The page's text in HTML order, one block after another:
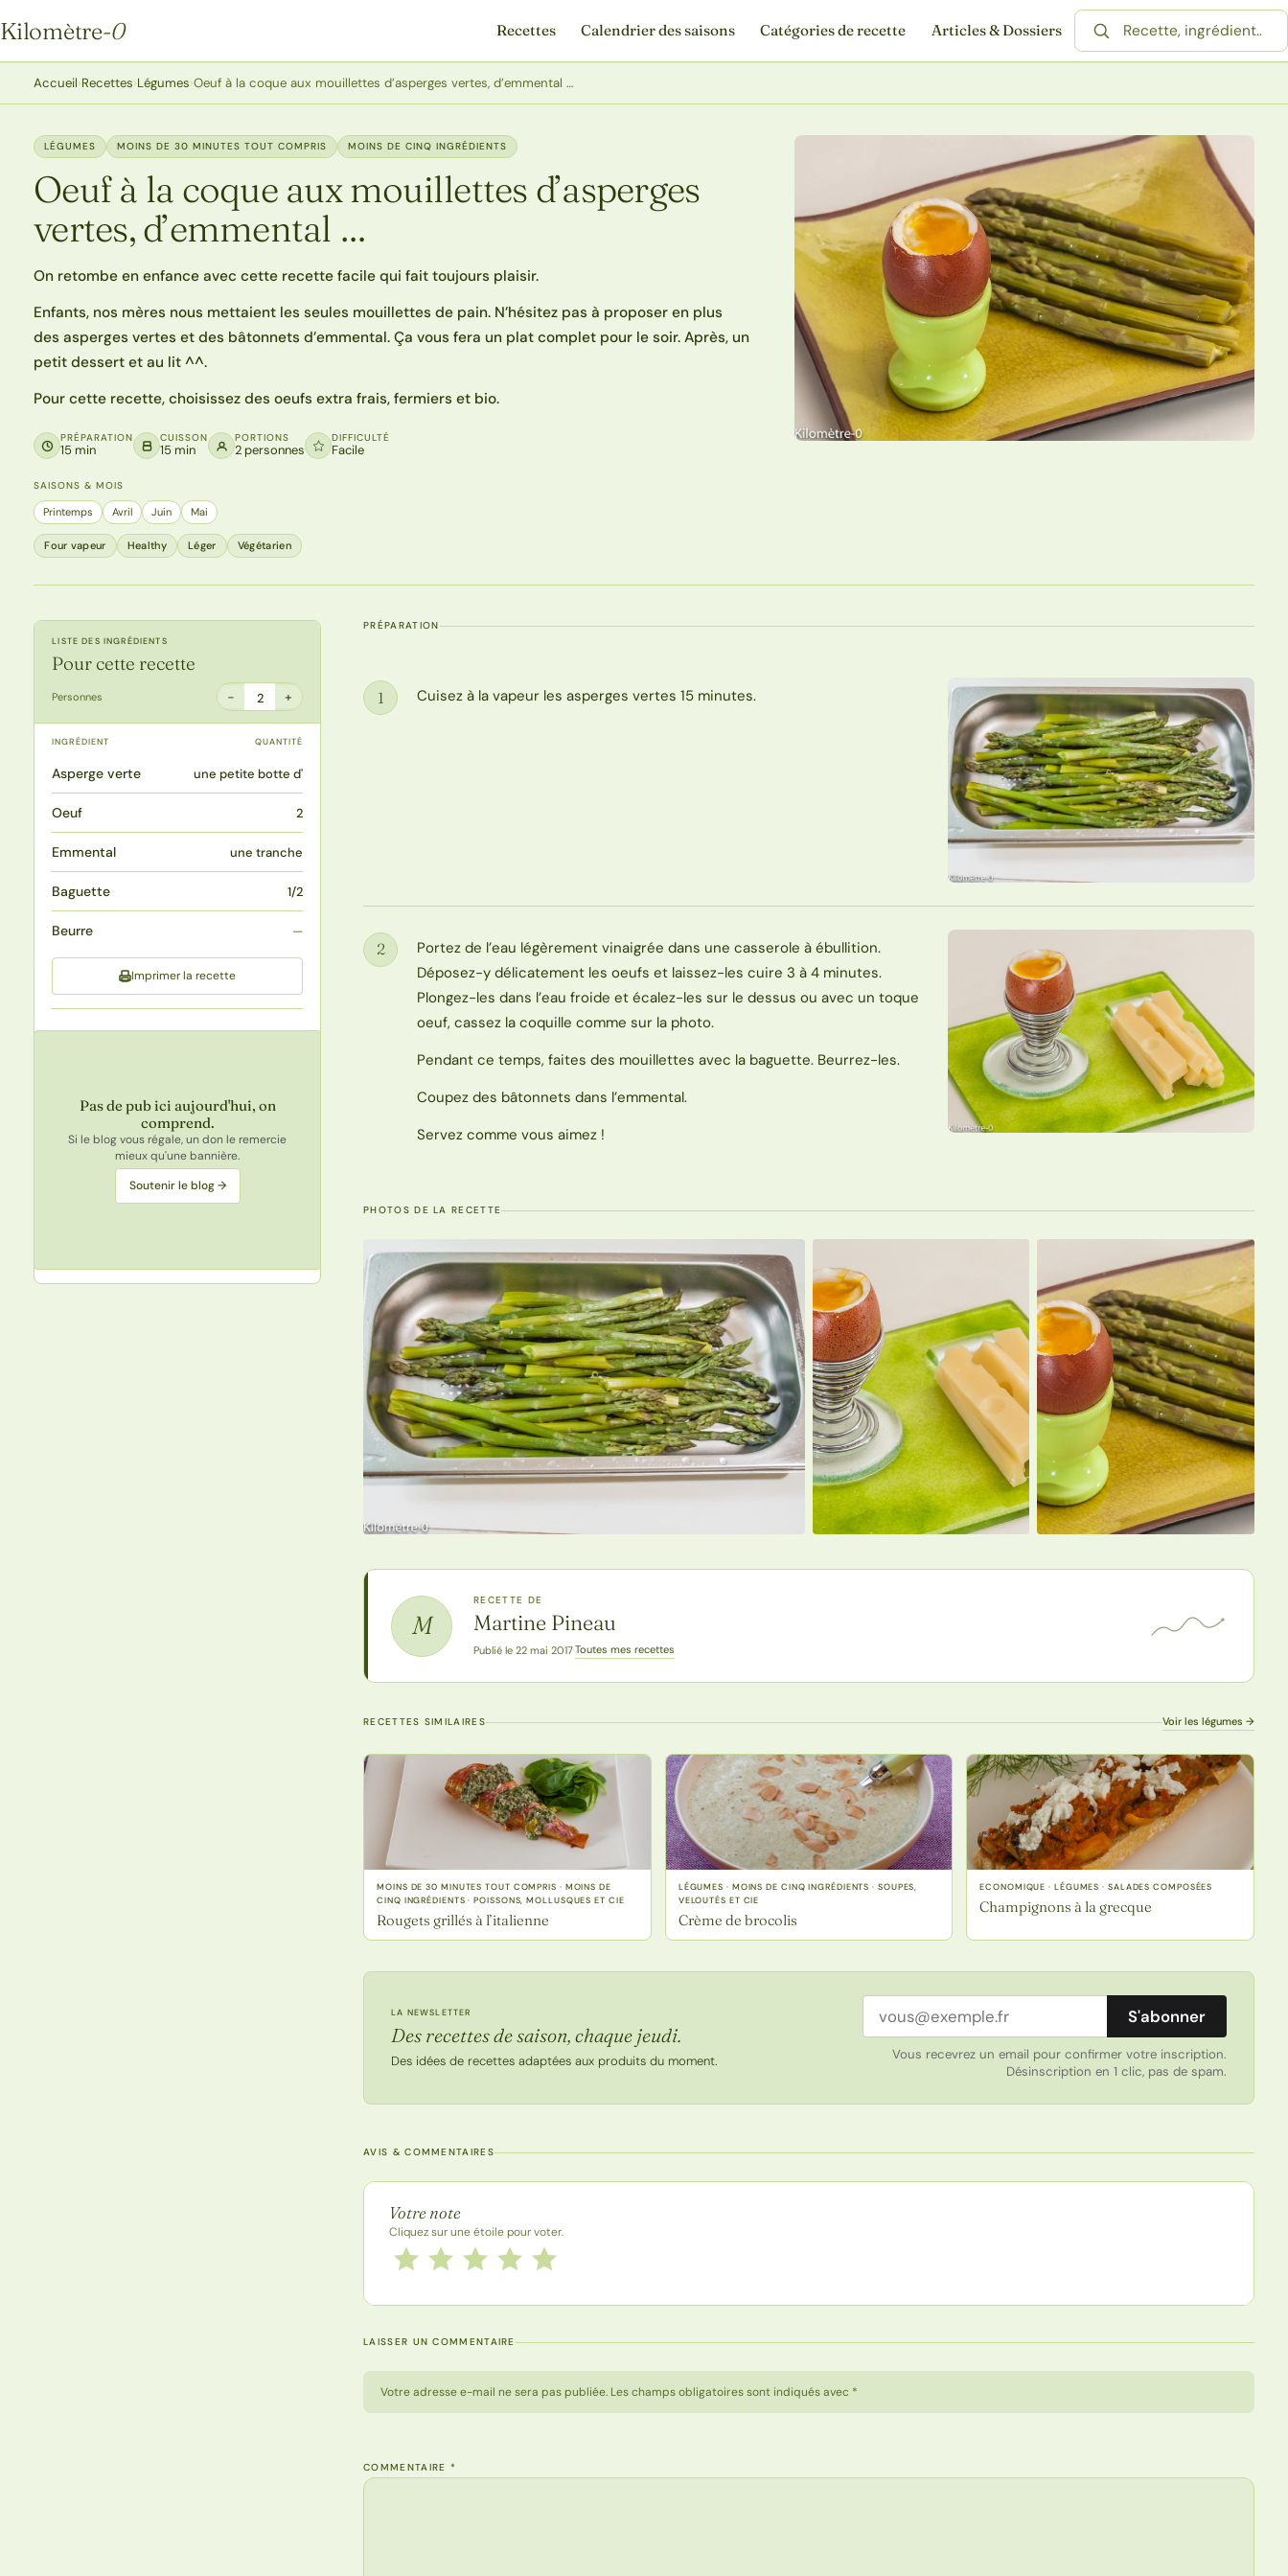
Kilomètre-0
Kilomètre-0
Recettes Calendrier des saisons Catégories de recette Articles & Dossiers
Rechercher une recette
Accueil›Recettes›Légumes›Oeuf à la coque aux mouillettes d’asperges vertes, d’emmental …
LÉGUMES MOINS DE 30 MINUTES TOUT COMPRIS MOINS DE CINQ INGRÉDIENTS
Oeuf à la coque aux mouillettes d’asperges
vertes, d’emmental …
On retombe en enfance avec cette recette facile qui fait toujours plaisir.
Enfants, nos mères nous mettaient les seules mouillettes de pain. N’hésitez pas à proposer en plus
des asperges vertes et des bâtonnets d’emmental. Ça vous fera un plat complet pour le soir. Après, un
petit dessert et au lit ^^.
Pour cette recette, choisissez des oeufs extra frais, fermiers et bio.
PRÉPARATION
15 min
CUISSON
15 min
PORTIONS
2 personnes
DIFFICULTÉ
Facile
SAISONS & MOIS
Printemps Avril Juin Mai
Four vapeur Healthy Léger Végétarien
LISTE DES INGRÉDIENTS
Pour cette recette
Personnes − 2 +
INGRÉDIENT QUANTITÉ
Asperge verte une petite botte d'
Oeuf 2
Emmental une tranche
Baguette 1/2
Beurre —
Imprimer la recette
Pas de pub ici aujourd'hui, on
comprend.
Si le blog vous régale, un don le remercie
mieux qu'une bannière.
Soutenir le blog →
PRÉPARATION
Étape
1 Cuisez à la vapeur les asperges vertes 15 minutes.
Étape
2
Portez de l’eau légèrement vinaigrée dans une casserole à ébullition.
Déposez-y délicatement les oeufs et laissez-les cuire 3 à 4 minutes.
Plongez-les dans l’eau froide et écalez-les sur le dessus ou avec un toque
oeuf, cassez la coquille comme sur la photo.
Pendant ce temps, faites des mouillettes avec la baguette. Beurrez-les.
Coupez des bâtonnets dans l’emmental.
Servez comme vous aimez !
PHOTOS DE LA RECETTE
M
RECETTE DE
Martine Pineau
Publié le 22 mai 2017·Toutes mes recettes
RECETTES SIMILAIRES Voir les légumes →
MOINS DE 30 MINUTES TOUT COMPRIS · MOINS DE
CINQ INGRÉDIENTS · POISSONS, MOLLUSQUES ET CIE
Rougets grillés à l’italienne
LÉGUMES · MOINS DE CINQ INGRÉDIENTS · SOUPES,
VELOUTÉS ET CIE
Crème de brocolis
ECONOMIQUE · LÉGUMES · SALADES COMPOSÉES
Champignons à la grecque
LA NEWSLETTER
Des recettes de saison, chaque jeudi.
Des idées de recettes adaptées aux produits du moment.
Adresse email S'abonner
Vous recevrez un email pour confirmer votre inscription.
Désinscription en 1 clic, pas de spam.
AVIS & COMMENTAIRES
Note de la recette
Votre note
Cliquez sur une étoile pour voter.
Notez cette recette de 1 à 5 étoiles
5 étoiles
4 étoiles
3 étoiles
2 étoiles
1 étoile
LAISSER UN COMMENTAIRE
Votre adresse e-mail ne sera pas publiée. Les champs obligatoires sont indiqués avec *
COMMENTAIRE *